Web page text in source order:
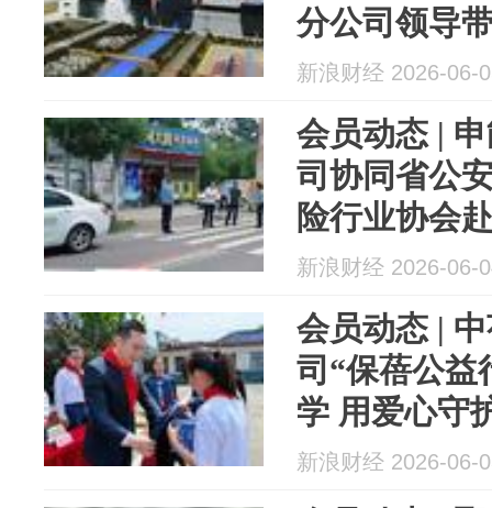
分公司领导
展...
新浪财经 2026-06-
会员动态 |
司协同省公
险行业协会
研“一县一...
新浪财经 2026-06-
会员动态 |
司“保蓓公益
学 用爱心守
温暖
新浪财经 2026-06-